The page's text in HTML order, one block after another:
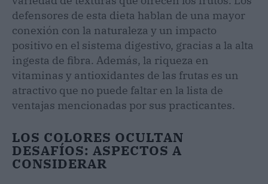
defensores de esta dieta hablan de una mayor
conexión con la naturaleza y un impacto
positivo en el sistema digestivo, gracias a la alta
ingesta de fibra. Además, la riqueza en
vitaminas y antioxidantes de las frutas es un
atractivo que no puede faltar en la lista de
ventajas mencionadas por sus practicantes.
LOS COLORES OCULTAN
DESAFÍOS: ASPECTOS A
CONSIDERAR